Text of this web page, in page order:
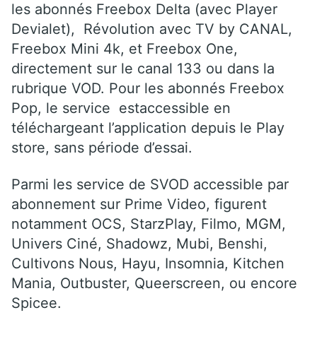
les abonnés Freebox Delta (avec Player
Devialet), Révolution avec TV by CANAL,
Freebox Mini 4k, et Freebox One,
directement sur le canal 133 ou dans la
rubrique VOD. Pour les abonnés Freebox
Pop, le service estaccessible en
téléchargeant l’application depuis le Play
store, sans période d’essai.
Parmi les service de SVOD accessible par
abonnement sur Prime Video, figurent
notamment OCS, StarzPlay, Filmo, MGM,
Univers Ciné, Shadowz, Mubi, Benshi,
Cultivons Nous, Hayu, Insomnia, Kitchen
Mania, Outbuster, Queerscreen, ou encore
Spicee.